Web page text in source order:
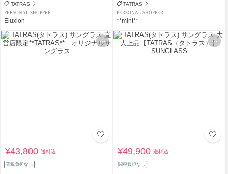
TATRAS
PERSONAL SHOPPER
Eluxion
TATRAS
PERSONAL SHOPPER
**mint**
¥43,800送料込
関税負担なし
¥49,900送料込
関税負担なし